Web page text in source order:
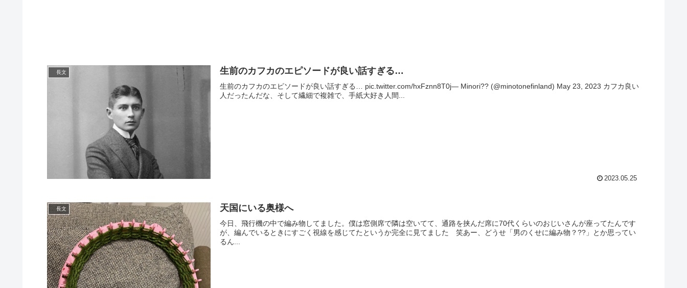
長文 生前のカフカのエピソードが良い話すぎる…
生前のカフカのエピソードが良い話すぎる… pic.twitter.com/hxFznn8T0j— Minori?? (@minotonefinland) May 23, 2023 カフカ良い
人だったんだな、そして繊細で複雑で、手紙大好き人間...
2023.05.25
長文 天国にいる奥様へ
今日、飛行機の中で編み物してました。僕は窓側席で隣は空いてて、通路を挟んだ席に70代くらいのおじいさんが座ってたんです
が、編んでいるときにすごく視線を感じてたというか完全に見てました 笑あー、どうせ「男のくせに編み物？??」とか思ってい
るん...